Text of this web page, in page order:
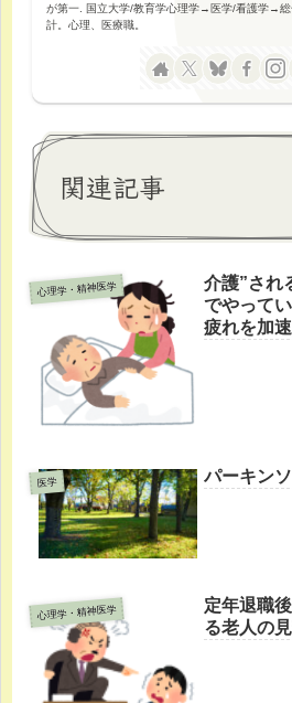
が第一. 国立大学/教育学心理学→医学/看護学→総
計。心理、医療職。
関連記事
心理学・精神医学
介護”され
でやって
疲れを加
医学 パーキン
心理学・精神医学
定年退職
る老人の